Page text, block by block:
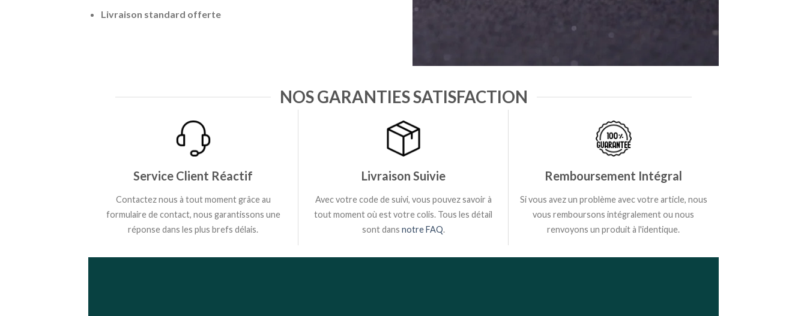
Livraison standard offerte
NOS GARANTIES SATISFACTION
Service Client Réactif
Contactez nous à tout moment grâce au
formulaire de contact, nous garantissons une
réponse dans les plus brefs délais.
Livraison Suivie
Avec votre code de suivi, vous pouvez savoir à
tout moment où est votre colis. Tous les détail
sont dans notre FAQ.
Remboursement Intégral
Si vous avez un problème avec votre article, nous
vous remboursons intégralement ou nous
renvoyons un produit à l'identique.